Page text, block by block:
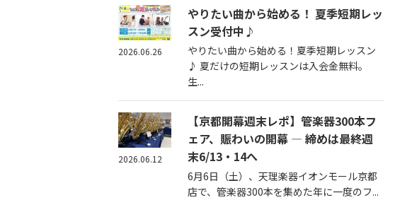
やりたい曲から始める！ 夏季短期レッ
スン受付中♪
やりたい曲から始める！夏季短期レッスン
♪ 夏だけの短期レッスンは入会金無料。
生...
2026.06.26
【京都開幕週末レポ】管楽器300本フ
ェア、賑わいの開幕 — 締めは最終週
末6/13・14へ
6月6日（土）、天理楽器イオンモール京都
店で、管楽器300本を集めた年に一度のフ...
2026.06.12